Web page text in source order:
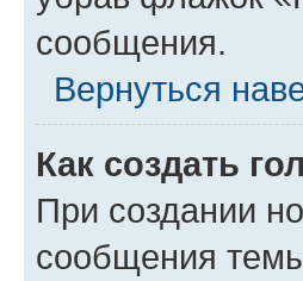
сообщения.
Вернуться
Как создать
При создании
сообщения